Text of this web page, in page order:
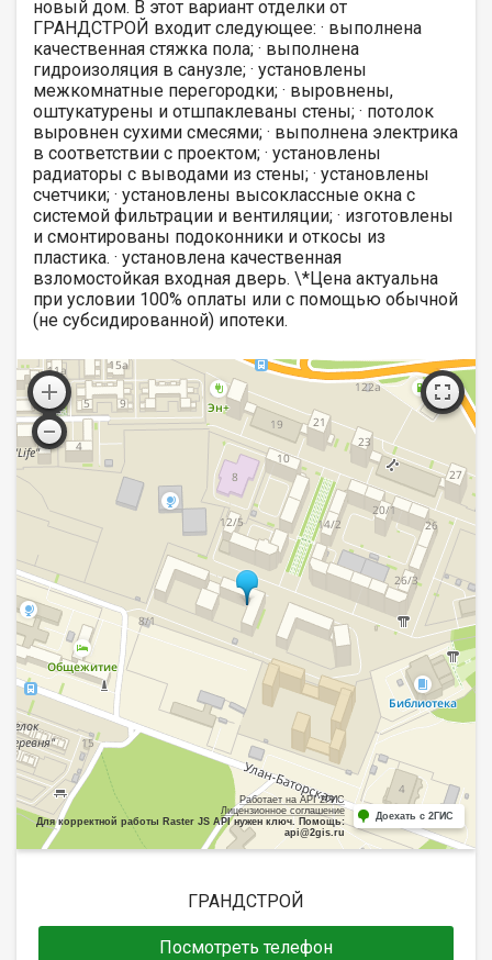
новый дом. В этот вариант отделки от
ГРАНДСТРОЙ входит следующее: · выполнена
качественная стяжка пола; · выполнена
гидроизоляция в санузле; · установлены
межкомнатные перегородки; · выровнены,
оштукатурены и отшпаклеваны стены; · потолок
выровнен сухими смесями; · выполнена электрика
в соответствии с проектом; · установлены
радиаторы с выводами из стены; · установлены
счетчики; · установлены высоклассные окна с
системой фильтрации и вентиляции; · изготовлены
и смонтированы подоконники и откосы из
пластика. · установлена качественная
взломостойкая входная дверь. \*Цена актуальна
при условии 100% оплаты или с помощью обычной
(не субсидированной) ипотеки.
Работает на API 2ГИС
Лицензионное соглашение
Для корректной работы Raster JS API нужен ключ. Помощь:
api@2gis.ru
Доехать с 2ГИС
ГРАНДСТРОЙ
Посмотреть телефон